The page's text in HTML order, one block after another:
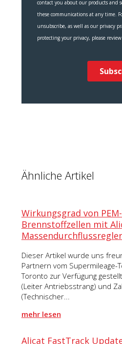
Ähnliche Artikel
Wirkungsgrad von
Brennstoffzellen mit
Massendurchflussregler
Dieser Artikel wurde uns
Partnern vom Supermileage-
Toronto zur Verfügung
(Leiter Antriebsstrang) und
(Technischer...
mehr lesen
Alicat FastTrack